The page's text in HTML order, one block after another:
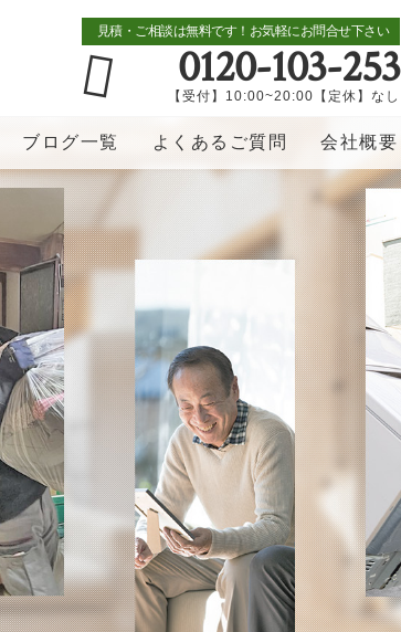
見積・ご相談は無料です！お気軽にお問合せ下さい
0120-103-253
【受付】10:00~20:00【定休】なし
ブログ一覧 よくあるご質問 会社概要